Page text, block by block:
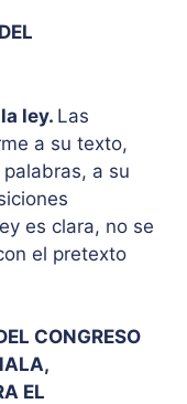
ley. Las
a su texto,
a su
es clara, no se
el pretexto
CONGRESO
EL